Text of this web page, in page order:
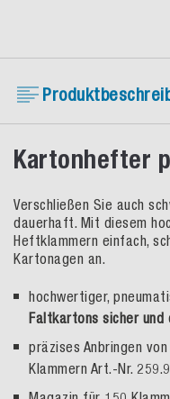
Kartonhefter
Verschließen Sie auch
dauerhaft. Mit diesem
Heftklammern einfach,
Kartonagen an.
hochwertiger,
Faltkartons sicher
präzises Anbringen
Klammern Art.-Nr.